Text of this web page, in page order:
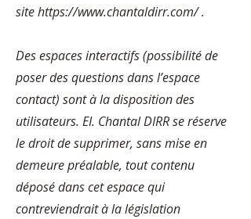
sitehttps://www.chantaldirr.com/.
Des espaces interactifs (possibilité de
poser des questions dans l’espace
contact) sont à la disposition des
utilisateurs. EI. Chantal DIRR se réserve
le droit de supprimer, sans mise en
demeure préalable, tout contenu
déposé dans cet espace qui
contreviendrait à la législation